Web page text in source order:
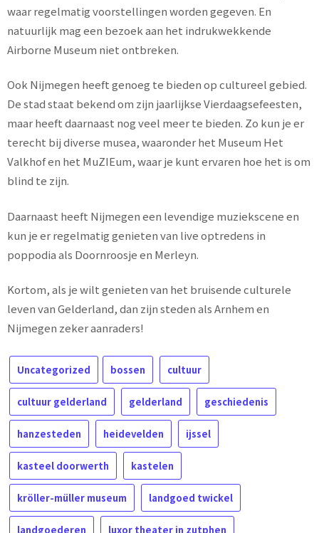
waar regelmatig voorstellingen worden gegeven. En
natuurlijk mag een bezoek aan het indrukwekkende
Airborne Museum niet ontbreken.
Ook Nijmegen heeft genoeg te bieden op cultureel gebied.
De stad staat bekend om zijn jaarlijkse Vierdaagsefeesten,
maar heeft daarnaast nog veel meer te bieden. Zo kun je er
terecht bij diverse musea, waaronder het Museum Het
Valkhof en het MuZIEum, waar je kunt ervaren hoe het is om
blind te zijn.
Daarnaast heeft Nijmegen een levendige muziekscene en
kun je er regelmatig genieten van live optredens in
poppodia als Doornroosje en Merleyn.
Kortom, als je wilt genieten van het bruisende culturele
leven van Gelderland, dan zijn steden als Arnhem en
Nijmegen zeker aanraders!
Uncategorized bossen cultuur
cultuur gelderland gelderland geschiedenis
hanzesteden heidevelden ijssel
kasteel doorwerth kastelen
kröller-müller museum landgoed twickel
landgoederen luxor theater in zutphen